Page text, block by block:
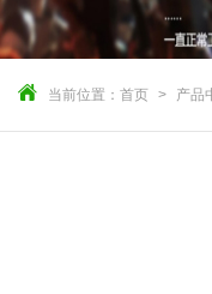
当前位置： 首页 产品